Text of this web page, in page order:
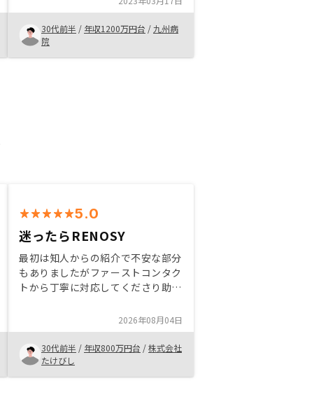
確かにリスクはあるものの、そのリ
スクに関して親切に説明してくださ
ったので、契約を決めました。契約
する上でリスクのことは気になると
30代前半 / 年収1200万円台 /九州病
院
5.0
迷ったらRENOSY
最初は知人からの紹介で不安な部分
もありましたがファーストコンタク
トから丁寧に対応してくださり助か
から金額面のサポートはとても丁寧
で安心できます。アフターケアも充
実してますのでおすすめできます。
2026年08月04日
30代前半 / 年収800万円台 /株式会社
たけびし